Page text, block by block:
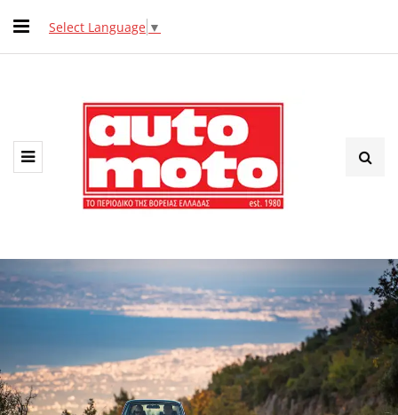
Select Language ▼